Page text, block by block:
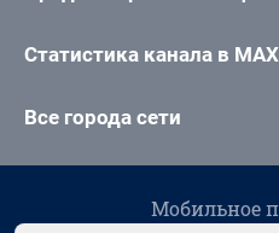
Статистика канала в MAX
Все города сети
Мобильное